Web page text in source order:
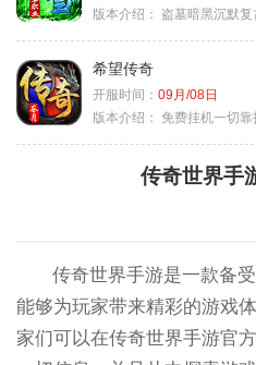
版本介绍：
盗墓暗黑沉默复
希望传奇
开服时间： 09月/08日
版本介绍： 免费挂机一切
传奇世界手
传奇世界手游是一款备
能够为玩家带来精彩的游戏
家们可以在传奇世界手游官